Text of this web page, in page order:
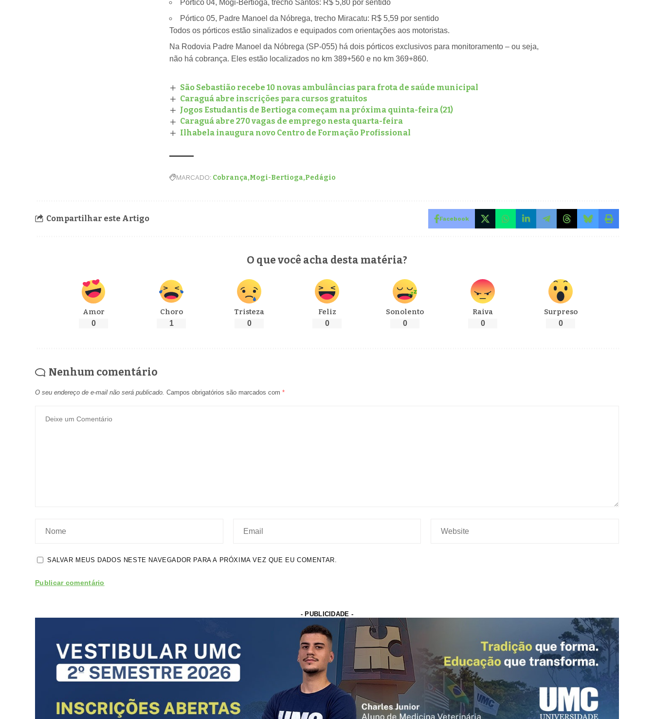
Pórtico 04, Mogi-Bertioga, trecho Santos: R$ 5,80 por sentido
Pórtico 05, Padre Manoel da Nóbrega, trecho Miracatu: R$ 5,59 por sentido
Todos os pórticos estão sinalizados e equipados com orientações aos motoristas.
Na Rodovia Padre Manoel da Nóbrega (SP-055) há dois pórticos exclusivos para monitoramento – ou seja,
não há cobrança. Eles estão localizados no km 389+560 e no km 369+860.
São Sebastião recebe 10 novas ambulâncias para frota de saúde municipal
Caraguá abre inscrições para cursos gratuitos
Jogos Estudantis de Bertioga começam na próxima quinta-feira (21)
Caraguá abre 270 vagas de emprego nesta quarta-feira
Ilhabela inaugura novo Centro de Formação Profissional
MARCADO: Cobrança Mogi-Bertioga Pedágio
Compartilhar este Artigo Facebook
O que você acha desta matéria?
Amor
0
Choro
1
Tristeza
0
Feliz
0
Sonolento
0
Raiva
0
Surpreso
0
Nenhum comentário
O seu endereço de e-mail não será publicado. Campos obrigatórios são marcados com *
SALVAR MEUS DADOS NESTE NAVEGADOR PARA A PRÓXIMA VEZ QUE EU COMENTAR.
- PUBLICIDADE -